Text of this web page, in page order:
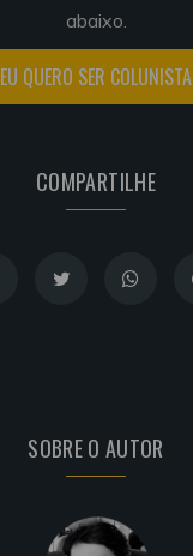
abaixo.
EU QUERO SER COLUNISTA
COMPARTILHE
SOBRE O AUTOR